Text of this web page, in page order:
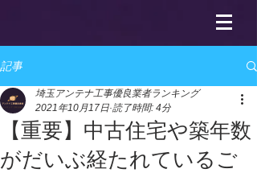
記事
【重要】中古住宅や築年数
がだいぶ経たれているご
埼玉アンテナ工事優良業者ランキング
2021年10月17日 読了時間: 4分